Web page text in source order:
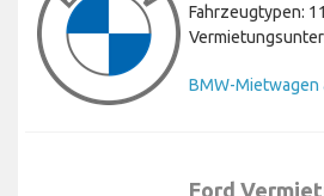
Fahrzeugtypen: 11
BMW-Mietwagen
Ford